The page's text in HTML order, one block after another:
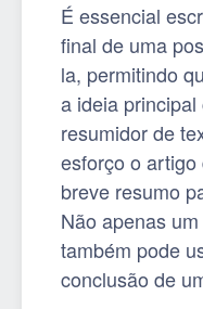
É essencial
final de uma
la, permitindo
a ideia
resumidor de
esforço o
breve resumo
Não apenas
também pode
conclusão de